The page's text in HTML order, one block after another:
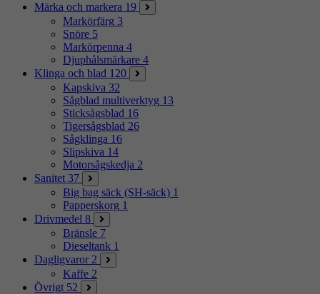
Märka och markera 19
Markörfärg 3
Snöre 5
Markörpenna 4
Djuphålsmärkare 4
Klinga och blad 120
Kapskiva 32
Sågblad multiverktyg 13
Sticksågsblad 16
Tigersågsblad 26
Sågklinga 16
Slipskiva 14
Motorsågskedja 2
Sanitet 37
Big bag säck (SH-säck) 1
Papperskorg 1
Drivmedel 8
Bränsle 7
Dieseltank 1
Dagligvaror 2
Kaffe 2
Övrigt 52